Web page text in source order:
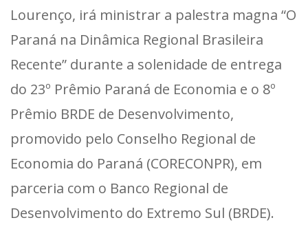
Lourenço, irá ministrar a palestra magna “O
Paraná na Dinâmica Regional Brasileira
Recente” durante a solenidade de entrega
do 23º Prêmio Paraná de Economia e o 8º
Prêmio BRDE de Desenvolvimento,
promovido pelo Conselho Regional de
Economia do Paraná (CORECONPR), em
parceria com o Banco Regional de
Desenvolvimento do Extremo Sul (BRDE).